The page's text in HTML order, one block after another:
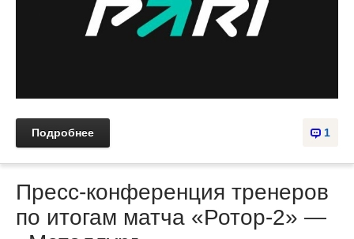
1
Подробнее
Пресс-конференция тренеров
по итогам матча «Ротор-2» —